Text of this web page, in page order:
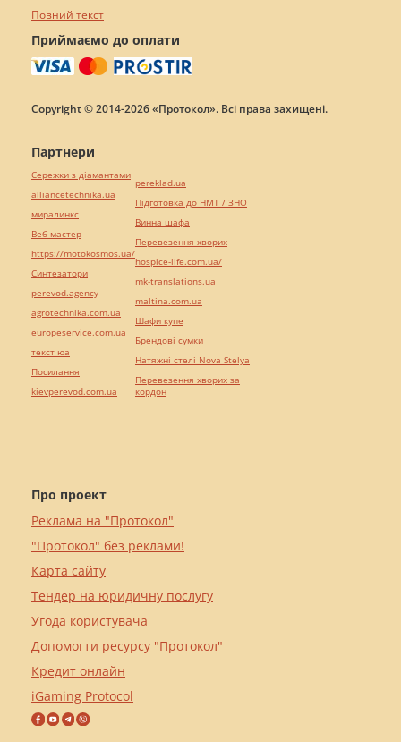
Повний текст
Приймаємо до оплати
Copyright © 2014-2026 «Протокол». Всі права захищені.
Про проект
Реклама на "Протокол"
"Протокол" без реклами!
Карта сайту
Тендер на юридичну послугу
Угода користувача
Допомогти ресурсу "Протокол"
Кредит онлайн
iGaming Protocol
Партнери
Сережки з діамантами
alliancetechnika.ua
миралинкс
Веб мастер
https://motokosmos.ua/
Синтезатори
perevod.agency
agrotechnika.com.ua
europeservice.com.ua
текст юа
Посилання
kievperevod.com.ua
pereklad.ua
Підготовка до НМТ / ЗНО
Винна шафа
Перевезення хворих
hospice-life.com.ua/
mk-translations.ua
maltina.com.ua
Шафи купе
Брендові сумки
Натяжні стелі Nova Stelya
Перевезення хворих за
кордон